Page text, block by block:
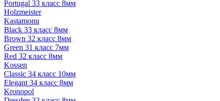
Portugal 33 класс 8мм
Holzmeister
Kastamonu
Black 33 класс 8мм
Brown 32 класс 8мм
Green 31 класс 7мм
Red 32 класс 8мм
Kossen
Classic 34 класс 10мм
Elegant 34 класс 8мм
Kronopol